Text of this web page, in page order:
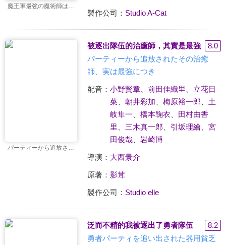
製作公司： Studio A-Cat
被逐出隊伍的治癒師，其實是最強
8.0
パーティーから追放されたその治癒
師、実は最強につき
配音： 小野賢章、 前田佳織里
立花日
菜、 朝井彩加 梅原裕一郎
土
岐隼一
橋本鞠衣
田村由香
里
三木真一郎 引坂理繪、 宮
田俊哉、 岩崎博
導演： 大西景介
原著： 影茸
製作公司： Studio elle
泛而不精的我被逐出了勇者隊伍
8.2
勇者パーティを追い出された器用貧乏